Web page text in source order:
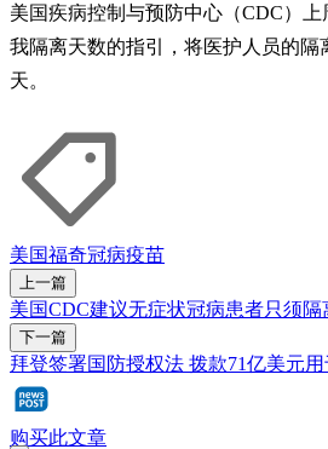
美国疾病控制与预防中心（CDC）
我隔离天数的指引，将医护人员的隔
天。
美国福奇冠病疫苗
上一篇
美国CDC建议无症状冠病患者只须隔
下一篇
拜登签署国防授权法 拨款71亿美元
购买此文章